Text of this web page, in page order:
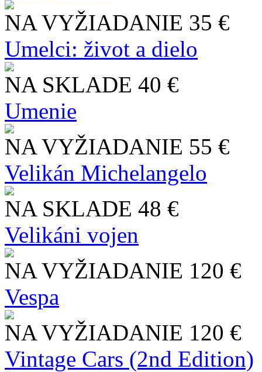
NA VYŽIADANIE 35 €
Umelci: život a dielo
NA SKLADE 40 €
Umenie
NA VYŽIADANIE 55 €
Velikán Michelangelo
NA SKLADE 48 €
Velikáni vojen
NA VYŽIADANIE 120 €
Vespa
NA VYŽIADANIE 120 €
Vintage Cars (2nd Edition)